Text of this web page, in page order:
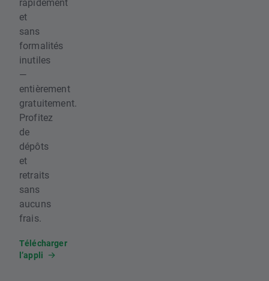
et
sans
formalités
inutiles
—
entièrement
gratuitement.
Profitez
de
dépôts
et
retraits
sans
aucuns
frais.
Télécharger
l’appli